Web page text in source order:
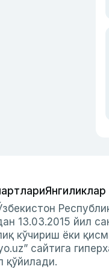
Янгиликлар
13.03.2015 йил
кўчириш ёки
сайтига
қўйилади.